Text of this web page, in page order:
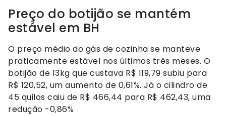
Preço do botijão se mantém
estável em BH
O preço médio do gás de cozinha se manteve
praticamente estável nos últimos três meses. O
botijão de 13kg que custava R$ 119,79 subiu para
R$ 120,52, um aumento de 0,61%. Já o cilindro de
45 quilos caiu de R$ 466,44 para R$ 462,43, uma
redução -0,86%